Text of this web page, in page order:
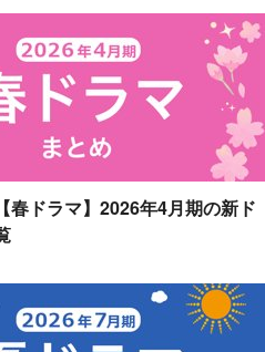
【春ドラマ】2026年4月期の新ド